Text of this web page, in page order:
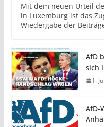
Mit dem neuen Urteil
in Luxemburg ist das
Wiedergabe der
AfD
sich
1.
AfD-